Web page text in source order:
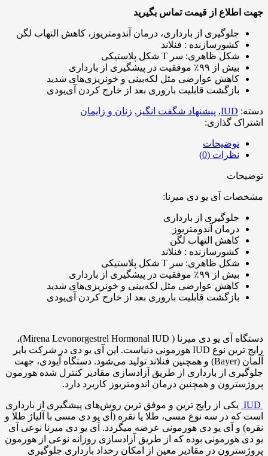
جهت اطلاع از قیمت تماس بگیرید
جلوگیری از بارداری، درمان آندومتریوز، کاهش التهاب لگن
کشورسازنده : فنلاند
شکل ظاهری: سر T شکل پلاستیکی
بیش از ۹۹٪ موفقیت در پیشگیری از بارداری
کاهش عوارضی مثل لکه‌بینی و خونریزی‌های شدید
بازگشت قابلیت باروری بعد از خارج کردن آی‌یودی
دسته: IUD
, پیشنهاد شگفت انگیز , زنان و زایمان
اشتراک گذاری:
توضیحات
نظرات (0)
توضیحات
مشخصات آی یو دی میرنا:
جلوگیری از بارداری
درمان آندومتریوز
کاهش التهاب لگن
کشورسازنده : فنلاند
شکل ظاهری: سر T شکل پلاستیکی
بیش از ۹۹٪ موفقیت در پیشگیری از بارداری
کاهش عوارضی مثل لکه‌بینی و خونریزی‌های شدید
بازگشت قابلیت باروری بعد از خارج کردن آی‌یودی
دستگاه آی یو دی میرنا ( Mirena Levonorgestrel Hormonal IUD)،
رایج ترین نوع IUD هورمونی دنیاست. این آی یو دی در شرکت بایر
آلمان (Bayer) و همچنین فنلاند تولید می‌شود. دستگاه آیودی، جهت
جلوگیری از بارداری از طریق آزادسازی مقادیر کنترل شده هورمون
پروژسترون و همچنین درمان اندومتریوز کاربرد دارد.
یکی از رایج ترین و موفق ترین روش‌های پیشگیری از بارداری
است که در سه نوع مسی، طلا یا نقره (آی یو دی مسی با آلیاژ طلا و
نقره) و آی یو دی هورمونی عرضه میگردد. آی یو دی میرنا نوعی آی
یو دی هورمونی بوده که از طریق آزادسازی روزانه نوعی از هورمون
پروژسترون در مقادیر معین از امکان رخداد بارداری جلوگیری